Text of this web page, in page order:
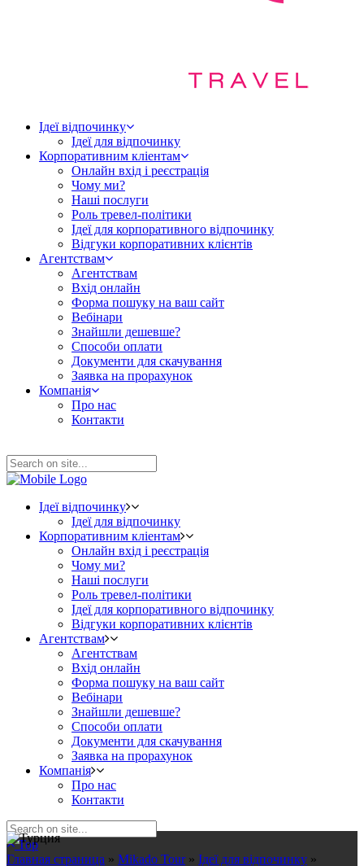
Ідеї відпочинку
Ідеї для відпочинку
Корпоративним кліентам
Онлайн вхід і реєстрація
Чому ми?
Наші послуги
Роль тревел-політики
Ідеї для корпоративного відпочинку
Відгуки корпоративних клієнтів
Агентствам
Агентствам
Вхід онлайн
Форма пошуку на ваш сайт
Вебінари
Знайшли дешевше?
Способи оплати
Документи для скачування
Заявка на прорахунок
Компанія
Про нас
Контакти
Ідеї відпочинку
Ідеї для відпочинку
Корпоративним кліентам
Онлайн вхід і реєстрація
Чому ми?
Наші послуги
Роль тревел-політики
Ідеї для корпоративного відпочинку
Відгуки корпоративних клієнтів
Агентствам
Агентствам
Вхід онлайн
Форма пошуку на ваш сайт
Вебінари
Знайшли дешевше?
Способи оплати
Документи для скачування
Заявка на прорахунок
Компанія
Про нас
Контакти
Top
Главная страница » Mikado Tour» Ідеї для відпочинку »